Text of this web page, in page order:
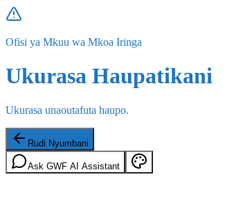
Ofisi ya Mkuu wa Mkoa Iringa
Ukurasa Haupatikani
Ukurasa unaoutafuta haupo.
Rudi Nyumbani
Ask GWF AI Assistant